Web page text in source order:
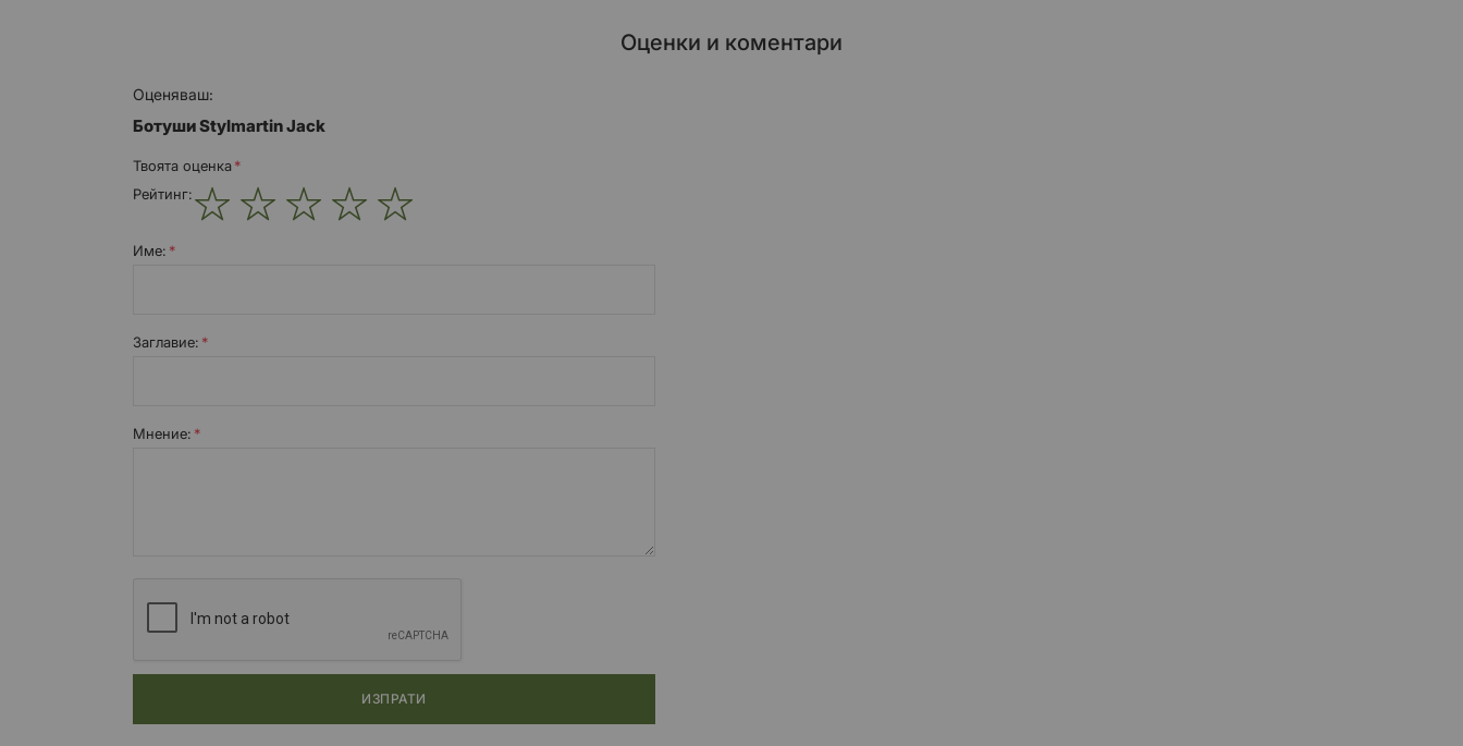
Оценки и коментари
Оценяваш:
Ботуши Stylmartin Jack
Твоята оценка
Рейтинг:
Име:
Заглавиe:
Мнение:
ИЗПРАТИ